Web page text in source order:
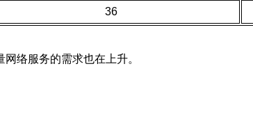
36
络服务的需求也在上升。